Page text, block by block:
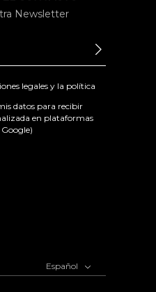
Newsletter
legalesy la política
datos para recibir
en plataformas
Español